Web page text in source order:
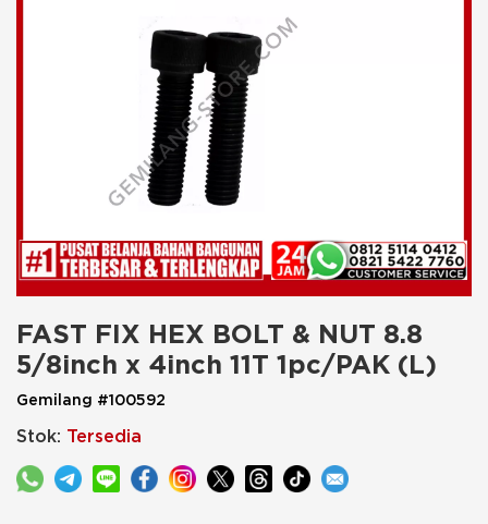
FAST FIX HEX BOLT & NUT 8.8
5/8inch x 4inch 11T 1pc/PAK (L)
Gemilang #100592
Stok: Tersedia